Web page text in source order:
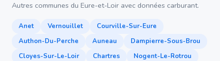
Autres communes du Eure-et-Loir avec données carburant.
Anet Vernouillet
Courville-Sur-Eure
Authon-Du-Perche
Auneau
Dampierre-Sous-Brou
Cloyes-Sur-Le-Loir
Chartres
Nogent-Le-Rotrou